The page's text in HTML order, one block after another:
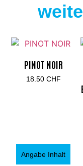
PINOT NOIR
18.50 CHF
Angabe Inhalt